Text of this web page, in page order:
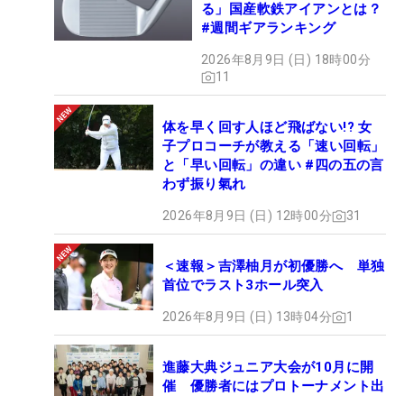
る」国産軟鉄アイアンとは？
#週間ギアランキング
2026年8月9日 (日) 18時00分
11
体を早く回す人ほど飛ばない!? 女
子プロコーチが教える「速い回転」
と「早い回転」の違い #四の五の言
わず振り氣れ
2026年8月9日 (日) 12時00分 31
＜速報＞吉澤柚月が初優勝へ 単独
首位でラスト3ホール突入
2026年8月9日 (日) 13時04分 1
進藤大典ジュニア大会が10月に開
催 優勝者にはプロトーナメント出